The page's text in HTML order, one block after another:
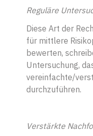
Reguläre
Diese Art der
für mittlere
bewerten,
Untersuchung,
vereinfachte/
durchzuführen.
Verstärkte